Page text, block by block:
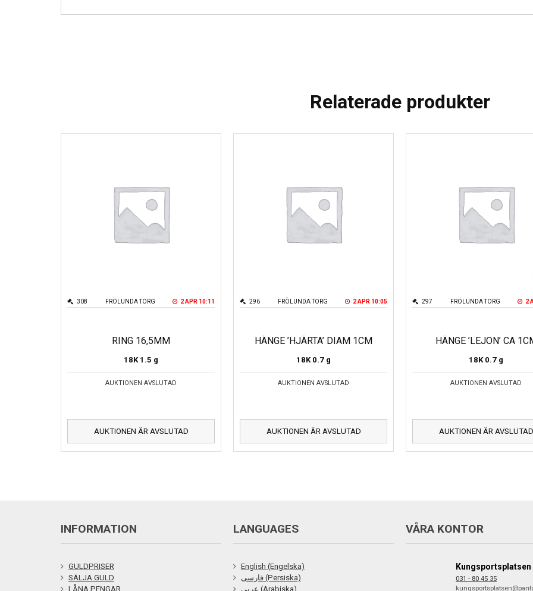
Relaterade produkter
FRÖLUNDA TORG
308 2 APR 10:11
RING 16,5MM
18K 1.5 g
AUKTIONEN AVSLUTAD
AUKTIONEN ÄR AVSLUTAD
FRÖLUNDA TORG
296 2 APR 10:05
HÄNGE ’HJÄRTA’ DIAM 1CM
18K 0.7 g
AUKTIONEN AVSLUTAD
AUKTIONEN ÄR AVSLUTAD
FRÖLUNDA TORG
297 2
HÄNGE ’LEJON’ CA
18K 0.7 g
AUKTIONEN AVSLUTAD
AUKTIONEN ÄR AVSLUTAD
INFORMATION
GULDPRISER
SÄLJA GULD
LÅNA PENGAR
LANGUAGES
English (Engelska)
فارسی (Persiska)
عربي (Arabiska)
VÅRA KONTOR
Kungsportsplatsen
031 - 80 45 35